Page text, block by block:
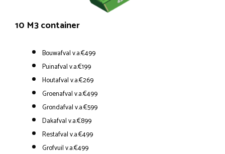
10 M3 container
Bouwafval v.a.€499
Puinafval v.a.€199
Houtafval v.a.€269
Groenafval v.a.€499
Grondafval v.a.€599
Dakafval v.a.€899
Restafval v.a.€499
Grofvuil v.a.€499